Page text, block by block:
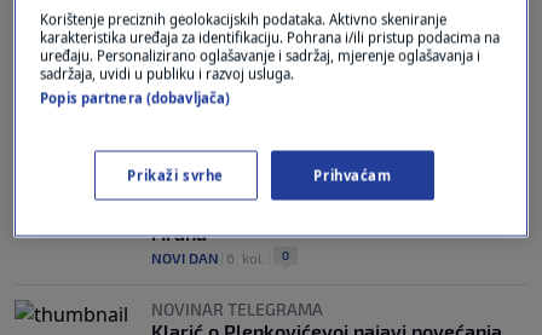
NAČELNIK OPĆINE ZA N1
Lasić: Kroz Konavle je u jednom vikendu
prošlo više od 40 tisuća ljudi, čekalo se i
do 15 sati
VANJSKOPOLITIČKI ANALITIČAR
Milavić: Trump zamišlja pregovore SAD-a
i Irana
NOVI DAN 6. kol. 0
NOVINAR TELEGRAMA
Korištenje preciznih geolokacijskih podataka. Aktivno skeniranje
karakteristika uređaja za identifikaciju. Pohrana i/ili pristup podacima na
uređaju. Personalizirano oglašavanje i sadržaj, mjerenje oglašavanja i
sadržaja, uvidi u publiku i razvoj usluga.
Popis partnera (dobavljača)
Prikaži svrhe Prihvaćam